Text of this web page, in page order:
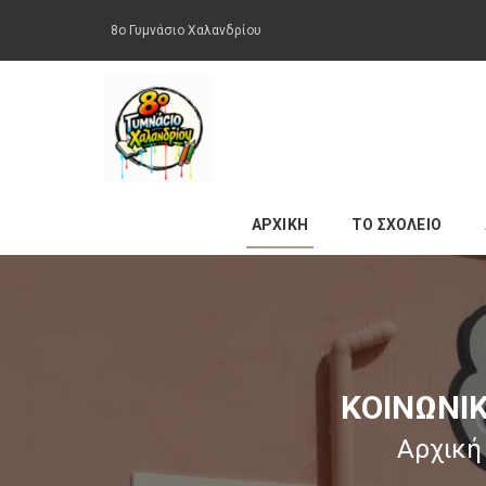
8ο Γυμνάσιο Χαλανδρίου
ΑΡΧΙΚΗ ΤΟ ΣΧΟΛΕΙΟ
Αρχική